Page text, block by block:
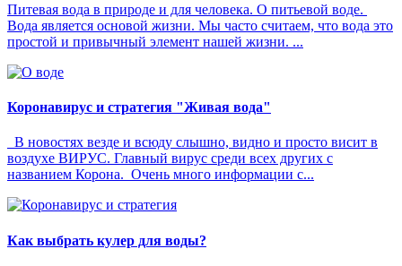
Питевая вода в природе и для человека. О питьевой воде.
Вода является основой жизни. Мы часто считаем, что вода это
простой и привычный элемент нашей жизни. ...
Коронавирус и стратегия "Живая вода"
В новостях везде и всюду слышно, видно и просто висит в
воздухе ВИРУС. Главный вирус среди всех других с
названием Корона. Очень много информации с...
Как выбрать кулер для воды?